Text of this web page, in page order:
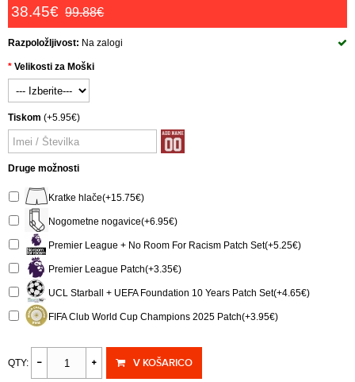
38.45€ 99.88€
Razpoložljivost: Na zalogi
Velikosti za Moški
Tiskom (+5.95€)
Druge možnosti
Kratke hlače(+15.75€)
Nogometne nogavice(+6.95€)
Premier League + No Room For Racism Patch Set(+5.25€)
Premier League Patch(+3.35€)
UCL Starball + UEFA Foundation 10 Years Patch Set(+4.65€)
FIFA Club World Cup Champions 2025 Patch(+3.95€)
QTY: V KOŠARICO